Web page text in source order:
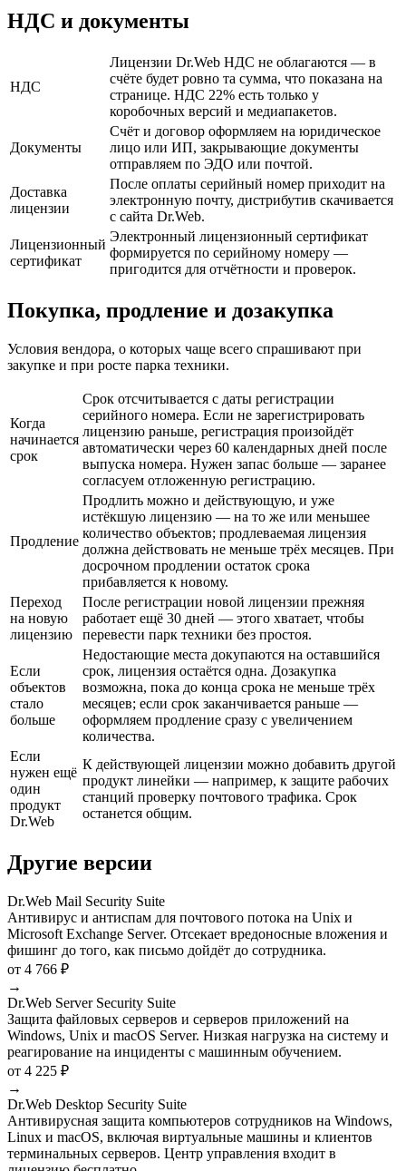
НДС и документы
НДС
Лицензии Dr.Web НДС не облагаются — в
счёте будет ровно та сумма, что показана на
странице. НДС 22% есть только у
коробочных версий и медиапакетов.
Документы
Счёт и договор оформляем на юридическое
лицо или ИП, закрывающие документы
отправляем по ЭДО или почтой.
Доставка
лицензии
После оплаты серийный номер приходит на
электронную почту, дистрибутив скачивается
с сайта Dr.Web.
Лицензионный
сертификат
Электронный лицензионный сертификат
формируется по серийному номеру —
пригодится для отчётности и проверок.
Покупка, продление и дозакупка
Условия вендора, о которых чаще всего спрашивают при
закупке и при росте парка техники.
Когда
начинается
срок
Срок отсчитывается с даты регистрации
серийного номера. Если не зарегистрировать
лицензию раньше, регистрация произойдёт
автоматически через 60 календарных дней после
выпуска номера. Нужен запас больше — заранее
согласуем отложенную регистрацию.
Продление
Продлить можно и действующую, и уже
истёкшую лицензию — на то же или меньшее
количество объектов; продлеваемая лицензия
должна действовать не меньше трёх месяцев. При
досрочном продлении остаток срока
прибавляется к новому.
Переход
на новую
лицензию
После регистрации новой лицензии прежняя
работает ещё 30 дней — этого хватает, чтобы
перевести парк техники без простоя.
Если
объектов
стало
больше
Недостающие места докупаются на оставшийся
срок, лицензия остаётся одна. Дозакупка
возможна, пока до конца срока не меньше трёх
месяцев; если срок заканчивается раньше —
оформляем продление сразу с увеличением
количества.
Если
нужен ещё
один
продукт
Dr.Web
К действующей лицензии можно добавить другой
продукт линейки — например, к защите рабочих
станций проверку почтового трафика. Срок
останется общим.
Другие версии
Dr.Web Mail Security Suite
Антивирус и антиспам для почтового потока на Unix и
Microsoft Exchange Server. Отсекает вредоносные вложения и
фишинг до того, как письмо дойдёт до сотрудника.
от 4 766 ₽
→
Dr.Web Server Security Suite
Защита файловых серверов и серверов приложений на
Windows, Unix и macOS Server. Низкая нагрузка на систему и
реагирование на инциденты с машинным обучением.
от 4 225 ₽
→
Dr.Web Desktop Security Suite
Антивирусная защита компьютеров сотрудников на Windows,
Linux и macOS, включая виртуальные машины и клиентов
терминальных серверов. Центр управления входит в